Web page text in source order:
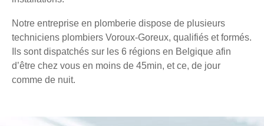
Notre entreprise en plomberie dispose de plusieurs
techniciens plombiers Voroux-Goreux, qualifiés et formés.
Ils sont dispatchés sur les 6 régions en Belgique afin
d’être chez vous en moins de 45min, et ce, de jour
comme de nuit.